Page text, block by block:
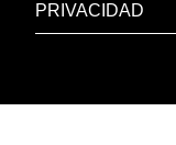
PRIVACIDAD